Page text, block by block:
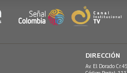
DIRECCIÓN
Av. El Dorado